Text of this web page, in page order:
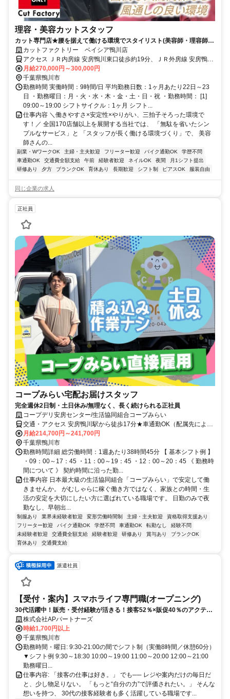
理容・美容カットスタッフ
カット専門店★腰を据えて働ける環境でスタイリスト(美容師・理容師)
として働こう！
カットファクトリー ベイシア鴨川店
アクセス ＪＲ内房線 安房鴨川東口徒歩約19分、ＪＲ外房線 安房鴨川
東口徒歩約19分、ＪＲ内房線 太海徒歩約24分
月給270,000円～300,000円
千葉県鴨川市
勤務時間 実働時間：9時間/日 平均勤務日数：1ヶ月あたり22日～23
日 ・勤務曜日：月・火・水・木・金・土・日・祝 ・勤務時間： [1]
09:00～19:00 シフトサイクル：1ヶ月 シフト...
仕事内容 ＼働きやすさ×安定性×やりがい、三拍子そろった環境で
す！／ 全国170店舗以上を展開する当社では、 「無駄を省いたシン
プルなサービス」と 「スタッフが長く働ける環境づくり」で、 美容
師さんの...
副業・WワークOK 主婦・主夫歓迎 フリーター歓迎 バイク通勤OK
学歴不問
車通勤OK
交通費全額支給 午前 経験者歓迎 ネイルOK 夜間
月1シフト提出
研修あり
夕方 ブランクOK 育休あり 長期歓迎 シフト制 ピアスOK 服装自由
同じ企業の求人
正社員
コープみらい宅配お届けスタッフ
完全週休2日制・土日休み/無理なく、長く続けられる正社員
コープデリ安房センター/生活協同組合コープみらい
交通・アクセス 安房鴨川駅から徒歩17分★車通勤OK（配属先によ
る）※配属先は、入職時期や各センターの人員状況を踏まえ、本人の
希望を考慮した上で、募集場所を含む通勤可能な範囲のセンターから
決定します。
月給214,700円～241,700円
千葉県鴨川市
勤務時間詳細 総労働時間：1週あたり38時間45分 【 基本シフト例 】
・09：00～17：45 ・11：00～19：45 ・12：00～20：45 《 勤務時
間について 》 契約時間に沿った勤...
仕事内容 日本最大級の生活協同組合「コープみらい」で安定して働
きませんか。 がむしゃらに稼ぐ働き方ではなく、家族との時間・生
活の安定を大切にしたい方に選ばれている職場です。 日勤のみで夜
勤なし、早朝出...
制服あり 業界未経験者歓迎 変形労働時間制 主婦・主夫歓迎
資格取得支援あり
フリーター歓迎
バイク通勤OK 学歴不問 車通勤OK 転勤なし
経験不問
未経験者歓迎
交通費全額支給 経験者歓迎 研修あり 賞与あり
ブランクOK
育休あり
交通費支給
派遣社員
【受付・案内】スマホライフ専門職(オープニング)
30代活躍中！販売・受付経験が活きる！接客52％×販促40％のアクティ
ブな店舗ワーク✅月収32万円も可✨
株式会社APパートナーズ
時給1,700円以上
千葉県鴨川市
勤務時間・曜日: 9:30-21:00の間でシフト制（実働8時間／休憩60分）
▼シフト例 9:30～18:30 10:00～19:00 11:00～20:00 12:00～21:00
勤務曜日...
仕事内容: 「接客の仕事は好き。」 でも── レジや案内だけの毎日だ
と、少し物足りない。 「もっと“自分の力”で評価されたい。」 そんな
想いを持つ、 30代の接客経験者も多く活躍している職場です...